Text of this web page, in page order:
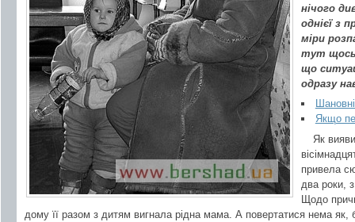
нічого
однієї з
міри
тут щось
що
одразу
Якщо
Як
привела
два роки,
Щодо
дому її разом з дитям вигнала рідна мама. А повертатися нема як,